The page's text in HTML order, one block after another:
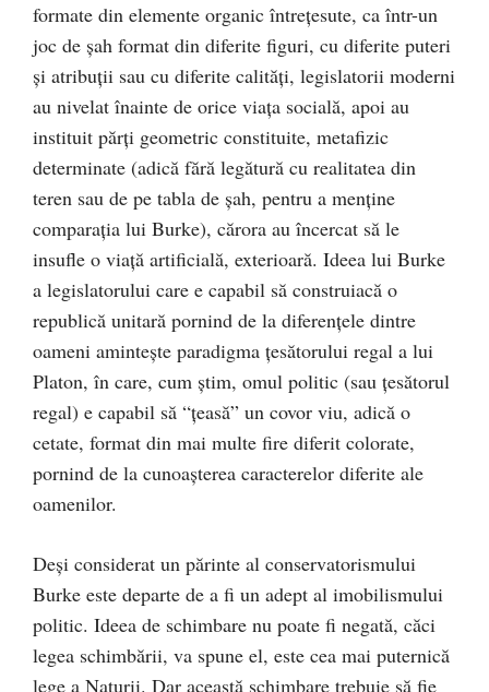
formate din elemente organic întreţesute, ca într-un
joc de şah format din diferite figuri, cu diferite puteri
şi atribuţii sau cu diferite calităţi, legislatorii moderni
au nivelat înainte de orice viaţa socială, apoi au
instituit părţi geometric constituite, metafizic
determinate (adică fără legătură cu realitatea din
teren sau de pe tabla de şah, pentru a menţine
comparaţia lui Burke), cărora au încercat să le
insufle o viaţă artificială, exterioară. Ideea lui Burke
a legislatorului care e capabil să construiacă o
republică unitară pornind de la diferenţele dintre
oameni aminteşte paradigma ţesătorului regal a lui
Platon, în care, cum ştim, omul politic (sau ţesătorul
regal) e capabil să “ţeasă” un covor viu, adică o
cetate, format din mai multe fire diferit colorate,
pornind de la cunoaşterea caracterelor diferite ale
oamenilor.
Deşi considerat un părinte al conservatorismului
Burke este departe de a fi un adept al imobilismului
politic. Ideea de schimbare nu poate fi negată, căci
legea schimbării, va spune el, este cea mai puternică
lege a Naturii. Dar această schimbare trebuie să fie